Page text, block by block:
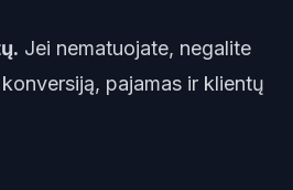
Jei nematuojate, negalite
pajamas ir klientų